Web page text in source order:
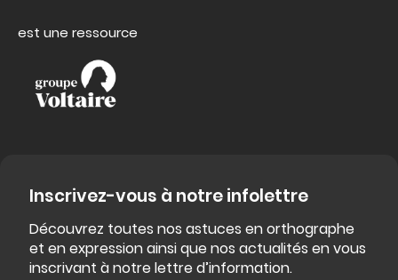
est une ressource
Inscrivez-vous à notre infolettre
Découvrez toutes nos astuces en orthographe
et en expression ainsi que nos actualités en vous
inscrivant à notre lettre d’information.